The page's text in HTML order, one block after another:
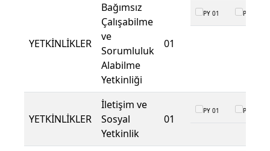
YETKİNLİKLER
Bağımsız
Çalışabilme
ve
Sorumluluk
Alabilme
Yetkinliği
01
PY 01 PY 02
YETKİNLİKLER
İletişim ve
Sosyal
Yetkinlik
01
PY 01 PY 02